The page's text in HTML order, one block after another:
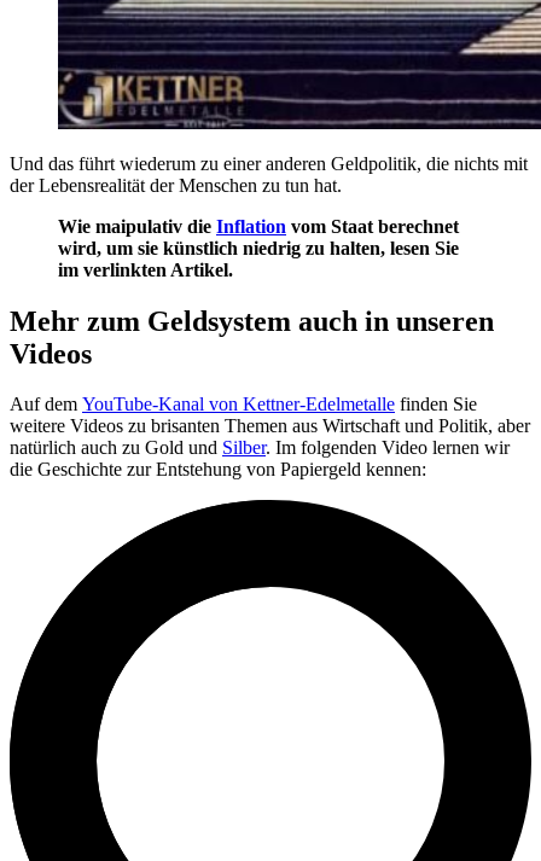
Und das führt wiederum zu einer anderen Geldpolitik, die nichts mit
der Lebensrealität der Menschen zu tun hat.
Wie maipulativ die Inflation vom Staat berechnet
wird, um sie künstlich niedrig zu halten, lesen Sie
im verlinkten Artikel.
Mehr zum Geldsystem auch in unseren
Videos
Auf dem YouTube-Kanal von Kettner-Edelmetalle finden Sie
weitere Videos zu brisanten Themen aus Wirtschaft und Politik, aber
natürlich auch zu Gold und Silber. Im folgenden Video lernen wir
die Geschichte zur Entstehung von Papiergeld kennen: